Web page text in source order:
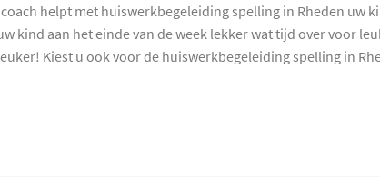
helpt met huiswerkbegeleiding spelling in Rheden uw
kind aan het einde van de week lekker wat tijd over voor
Kiest u ook voor de huiswerkbegeleiding spelling in